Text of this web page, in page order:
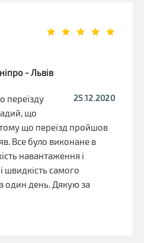
- Львів
25.12.2020
переїзду
що
що переїзд пройшов
Все було виконане в
навантаження і
швидкість самого
один день. Дякую за